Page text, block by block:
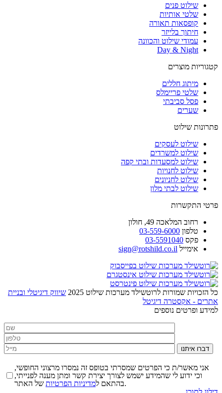
שילוט פנים
שלטי אותיות
קופסאות תאורה
חיתוך בלייזר
עמודי שילוט והכוונה
Day & Night
קטגוריות מוצרים
מיתוג חללים
שלטי פריימלס
פסל סביבתי
שערים
פתרונות שילוט
שילוט לעסקים
שילוט למשרדים
שילוט למסעדות ובתי קפה
שילוט לחנויות
שילוט לחניונים
שילוט לבתי מלון
פרטי התקשרות
רחוב המלאכה 49, חולון
טלפון 03-559-6000
פקס 03-5591040
אימייל sign@rotshild.co.il
כל הזכויות שמורות לרוטשילד מערכות שילוט 2025
שיווק דיגיטלי ובניית
אתרים - אקסטרה דיגיטל
למידע ופרטים נוספים
דברו איתנו
אני מאשר/ת כי הפרטים שמסרתי בטופס זה נמסרו מרצוני החופשי,
וכי ידוע לי שהמידע ישמש לצורך יצירת קשר ומתן מענה לפנייתי,
בהתאם למדיניות הפרטיות
של האתר.